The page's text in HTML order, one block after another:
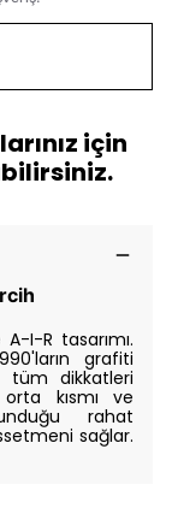
için
I-R tasarımı.
grafiti
tüm dikkatleri
kısmı ve
rahat
sağlar.